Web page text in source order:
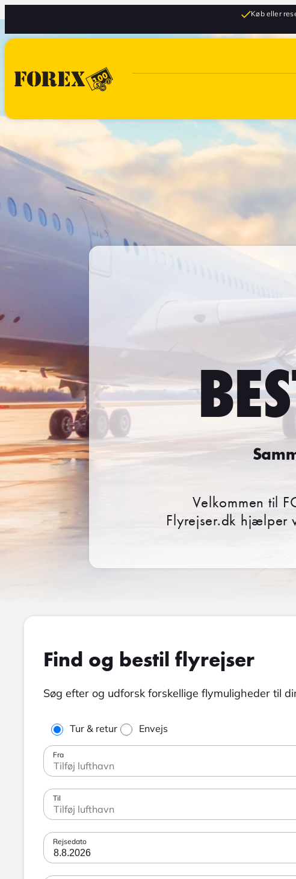
Køb eller
Velkommen til
Flyrejser.dk hjælper
Find og bestil flyrejser
Søg efter og udforsk forskellige flymuligheder til
Tur & retur Envejs
Fra
Til
Rejsedato
8.8.2026